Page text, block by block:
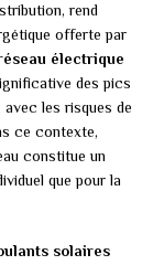
rend
offerte par
électrique
des pics
les risques de
ce contexte,
constitue un
que pour la
solaires